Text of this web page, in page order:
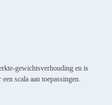
gewichtsverhouding en is
scala aan toepassingen.